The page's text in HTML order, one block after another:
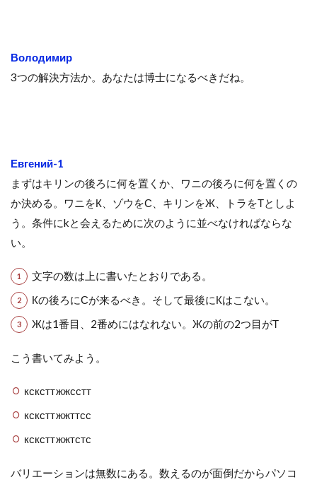
Володимир
3つの解決方法か。あなたは博士になるべきだね。
Евгений-1
まずはキリンの後ろに何を置くか、ワニの後ろに何を置くの
か決める。ワニをК、ゾウをС、キリンをЖ、トラをТとしよ
う。条件にkと会えるために次のように並べなければならな
い。
文字の数は上に書いたとおりである。
Кの後ろにСが来るべき。そして最後にКはこない。
Жは1番目、2番めにはなれない。Жの前の2つ目がТ
こう書いてみよう。
ксксттжжсстт
ксксттжжттсс
ксксттжжтстс
バリエーションは無数にある。数えるのが面倒だからパソコ